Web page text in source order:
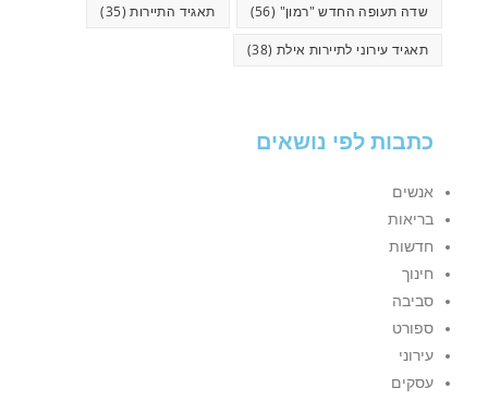
שדה תעופה החדש "רמון" (56) תאגיד התיירות(35)
תאגיד עירוני לתיירות אילת (38)
כתבות לפי נושאים
אנשים
בריאות
חדשות
חינוך
סביבה
ספורט
עירוני
עסקים